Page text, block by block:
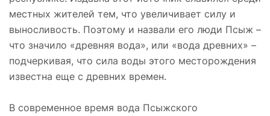
местных жителей тем, что увеличивает силу и
выносливость. Поэтому и назвали его люди Псыж –
что значило «древняя вода», или «вода древних» –
подчеркивая, что сила воды этого месторождения
известна еще с древних времен.
В современное время вода Псыжского